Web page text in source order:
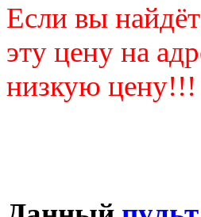
Если вы
эту цену на
низкую цену!!!